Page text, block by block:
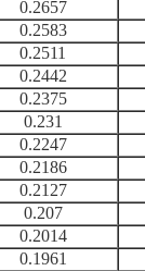
0.2657
0.2583
0.2511
0.2442
0.2375
0.231
0.2247
0.2186
0.2127
0.207
0.2014
0.1961